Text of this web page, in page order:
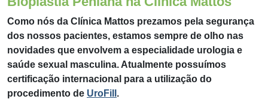
Como nós da Clínica Mattos prezamos pela segurança
dos nossos pacientes, estamos sempre de olho nas
novidades que envolvem a especialidade urologia e
saúde sexual masculina. Atualmente possuímos
certificação internacional para a utilização do
procedimento de UroFill .